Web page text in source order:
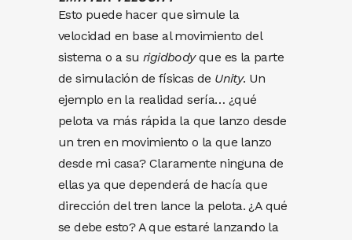
Esto puede hacer que simule la
velocidad en base al movimiento del
sistema o a surigidbodyque es la parte
de simulación de físicas de Unity. Un
ejemplo en la realidad sería… ¿qué
pelota va más rápida la que lanzo desde
un tren en movimiento o la que lanzo
desde mi casa? Claramente ninguna de
ellas ya que dependerá de hacía que
dirección del tren lance la pelota. ¿A qué
se debe esto? A que estaré lanzando la